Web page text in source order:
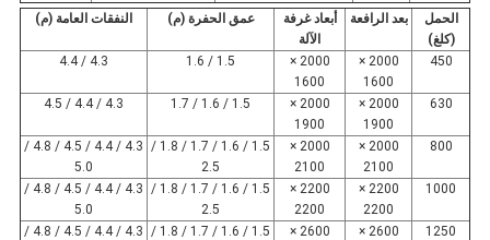
الحمل
(كلغ)
بعد الرافعة
أبعاد غرفة
الآلة
عمق الحفرة (م) النفقات العامة (م)
450
2000 ×
1600
2000 ×
1600
1.5 / 1.6
4.3 / 4.4
630
2000 ×
1900
2000 ×
1900
1.5 / 1.6 / 1.7
4.3 / 4.4 / 4.5
800
2000 ×
2100
2000 ×
2100
1.5 / 1.6 / 1.7 / 1.8 /
2.5
4.3 / 4.4 / 4.5 / 4.8 /
5.0
1000
2200 ×
2200
2200 ×
2200
1.5 / 1.6 / 1.7 / 1.8 /
2.5
4.3 / 4.4 / 4.5 / 4.8 /
5.0
1250
2600 ×
2600 ×
1.5 / 1.6 / 1.7 / 1.8 /
4.3 / 4.4 / 4.5 / 4.8 /